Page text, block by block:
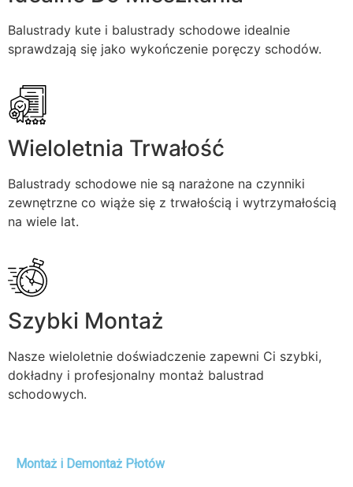
Balustrady kute i balustrady schodowe idealnie
sprawdzają się jako wykończenie poręczy schodów.
Wieloletnia Trwałość
Balustrady schodowe nie są narażone na czynniki
zewnętrzne co wiąże się z trwałością i wytrzymałością
na wiele lat.
Szybki Montaż
Nasze wieloletnie doświadczenie zapewni Ci szybki,
dokładny i profesjonalny montaż balustrad
schodowych.
Montaż i Demontaż Płotów